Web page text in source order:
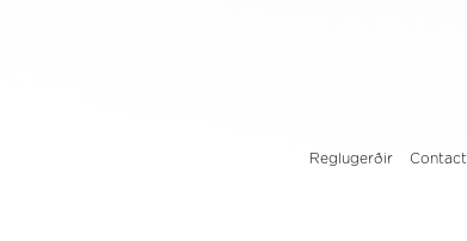
Reglugerðir Contact